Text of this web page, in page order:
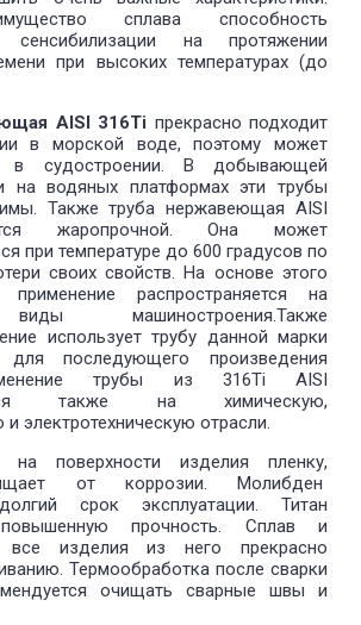
сплава способность
сенсибилизации на протяжении
при высоких температурах (до
AISI 316Ti прекрасно подходит
в морской воде, поэтому может
в судостроении. В добывающей
на водяных платформах эти трубы
Также труба нержавеющая AISI
жаропрочной. Она может
при температуре до 600 градусов по
своих свойств. На основе этого
распространяется на
машиностроения.Также
использует трубу данной марки
для последующего произведения
трубы из 316Ti AISI
также на химическую,
и электротехническую отрасли.
на поверхности изделия пленку,
от коррозии. Молибден
срок эксплуатации. Титан
прочность. Сплав и
все изделия из него прекрасно
Термообработка после сварки
очищать сварные швы и